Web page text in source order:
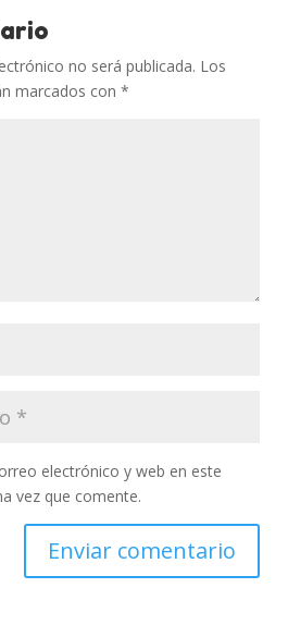
no será publicada. Los
marcados con *
electrónico y web en este
vez que comente.